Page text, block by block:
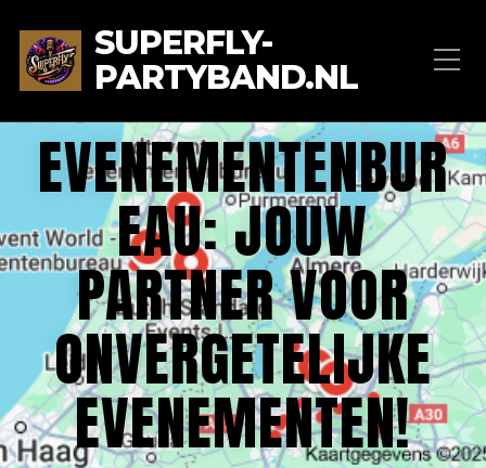
SUPERFLY-
PARTYBAND.NL
EVENEMENTENBUR
EAU: JOUW
PARTNER VOOR
ONVERGETELIJKE
EVENEMENTEN!